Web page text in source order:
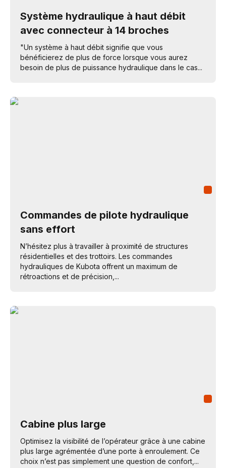
Système hydraulique à haut débit
avec connecteur à 14 broches
"Un système à haut débit signifie que vous
bénéficierez de plus de force lorsque vous aurez
besoin de plus de puissance hydraulique dans le cas...
Commandes de pilote hydraulique
sans effort
N’hésitez plus à travailler à proximité de structures
résidentielles et des trottoirs. Les commandes
hydrauliques de Kubota offrent un maximum de
rétroactions et de précision,...
Cabine plus large
Optimisez la visibilité de l’opérateur grâce à une cabine
plus large agrémentée d’une porte à enroulement. Ce
choix n’est pas simplement une question de confort,...